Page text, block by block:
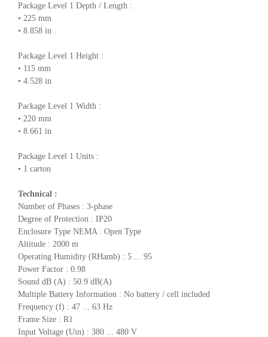
Package Level 1 Depth / Length :
• 225 mm
• 8.858 in
Package Level 1 Height :
• 115 mm
• 4.528 in
Package Level 1 Width :
• 220 mm
• 8.661 in
Package Level 1 Units :
• 1 carton
Technical :
Number of Phases : 3-phase
Degree of Protection : IP20
Enclosure Type NEMA : Open Type
Altitude : 2000 m
Operating Humidity (RHamb) : 5 ... 95
Power Factor : 0.98
Sound dB (A) : 50.9 dB(A)
Multiple Battery Information : No battery / cell included
Frequency (f) : 47 ... 63 Hz
Frame Size : R1
Input Voltage (Uin) : 380 ... 480 V